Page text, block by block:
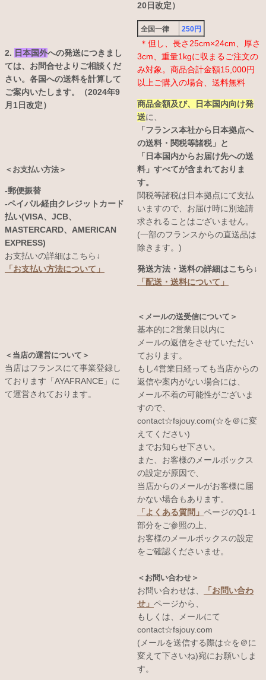
2. 日本国外への発送につきまし
ては、お問合せよりご相談くだ
さい。各国への送料を計算して
ご案内いたします。（2024年9
月1日改定）
＜お支払い方法＞
-郵便振替
-ペイパル経由クレジットカード
払い(VISA、JCB、
MASTERCARD、AMERICAN
EXPRESS)
お支払いの詳細はこちら↓
「お支払い方法について」
＜当店の運営について＞
当店はフランスにて事業登録し
ております「AYAFRANCE」に
て運営されております。
20日改定）
全国一律 250円
＊但し、長さ25cm×24cm、厚さ
3cm、重量1kgに収まるご注文の
み対象。商品合計金額15,000円
以上ご購入の場合、送料無料
商品金額及び、日本国内向け発
送に、
「フランス本社から日本拠点へ
の送料・関税等諸税」と
「日本国内からお届け先への送
料」すべてが含まれておりま
す。
関税等諸税は日本拠点にて支払
いますので、お届け時に別途請
求されることはございません。
(一部のフランスからの直送品は
除きます。)
発送方法・送料の詳細はこちら↓
「配送・送料について」
＜メールの送受信について＞
基本的に2営業日以内に
メールの返信をさせていただい
ております。
もし4営業日経っても当店からの
返信や案内がない場合には、
メール不着の可能性がございま
すので、
contact☆fsjouy.com(☆を＠に変
えてください)
までお知らせ下さい。
また、お客様のメールボックス
の設定が原因で、
当店からのメールがお客様に届
かない場合もあります。
「よくある質問」 ページのQ1-1
部分をご参照の上、
お客様のメールボックスの設定
をご確認くださいませ。
＜お問い合わせ＞
お問い合わせは、
「お問い合わ
せ」 ページから、
もしくは、メールにて
contact☆fsjouy.com
(メールを送信する際は☆を＠に
変えて下さいね)宛にお願いしま
す。